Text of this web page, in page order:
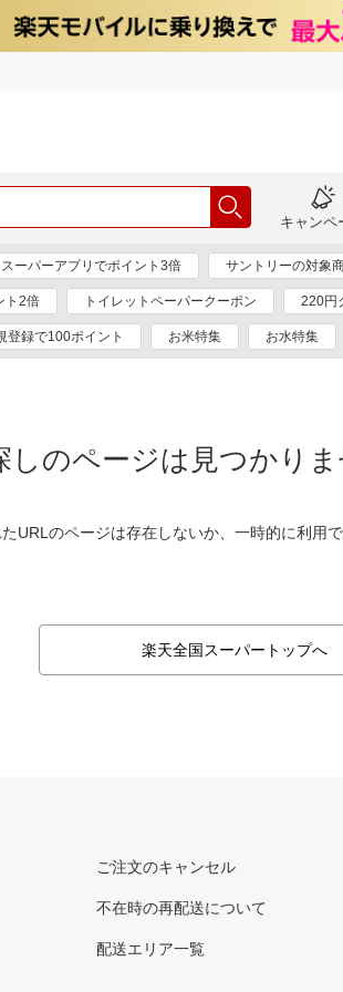
キャンペ
ーパーアプリでポイント3倍 サントリーの対象
ト2倍 トイレットペーパークーポン 220円
登録で100ポイント お米特集 お水特集
しのページは見つかりま
URLのページは存在しないか、一時的に利用
楽天全国スーパートップへ
ご注文のキャンセル
不在時の再配送について
配送エリア一覧